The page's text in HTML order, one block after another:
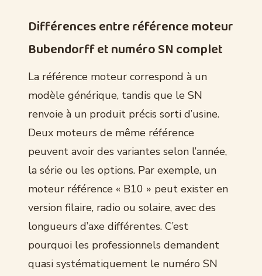
Différences entre référence moteur
Bubendorff et numéro SN complet
La référence moteur correspond à un
modèle générique, tandis que le SN
renvoie à un produit précis sorti d’usine.
Deux moteurs de même référence
peuvent avoir des variantes selon l’année,
la série ou les options. Par exemple, un
moteur référence « B10 » peut exister en
version filaire, radio ou solaire, avec des
longueurs d’axe différentes. C’est
pourquoi les professionnels demandent
quasi systématiquement le numéro SN